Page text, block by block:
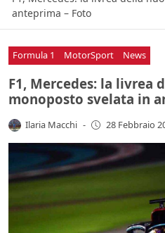
anteprima – Foto
Formula 1 MotorSport News
F1, Mercedes: la livrea
monoposto svelata in
Ilaria Macchi - 28 Febbraio